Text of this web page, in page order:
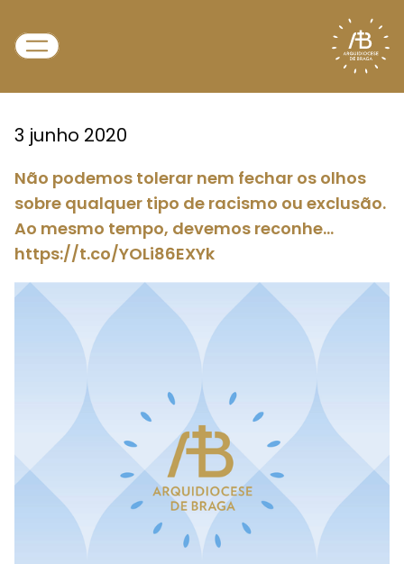
3 junho 2020
Não podemos tolerar nem fechar os olhos
sobre qualquer tipo de racismo ou exclusão.
Ao mesmo tempo, devemos reconhe…
https://t.co/YOLi86EXYk